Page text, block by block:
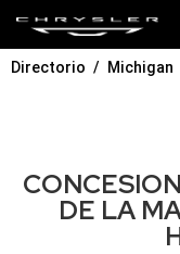
Directorio Michigan
DE LA